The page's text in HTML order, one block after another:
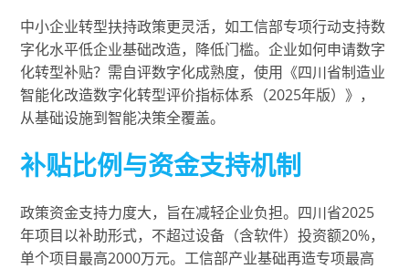
中小企业转型扶持政策更灵活，如工信部专项行动支持数
字化水平低企业基础改造，降低门槛。企业如何申请数字
化转型补贴？需自评数字化成熟度，使用《四川省制造业
智能化改造数字化转型评价指标体系（2025年版）》，
从基础设施到智能决策全覆盖。
补贴比例与资金支持机制
政策资金支持力度大，旨在减轻企业负担。四川省2025
年项目以补助形式，不超过设备（含软件）投资额20%，
单个项目最高2000万元。工信部产业基础再造专项最高